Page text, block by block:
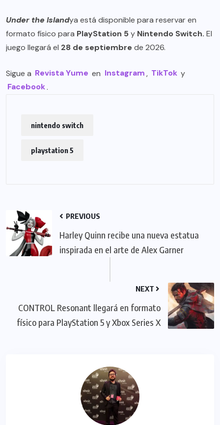
Under the Islandya está disponible para reservar en
formato físico para PlayStation 5y Nintendo Switch. El
juego llegará el 28 de septiembre de 2026.
Sigue a Revista Yume en Instagram, TikTok y
Facebook.
nintendo switch
playstation 5
PREVIOUS
Harley Quinn recibe una nueva estatua
inspirada en el arte de Alex Garner
NEXT
CONTROL Resonant llegará en formato
físico para PlayStation 5 y Xbox Series X